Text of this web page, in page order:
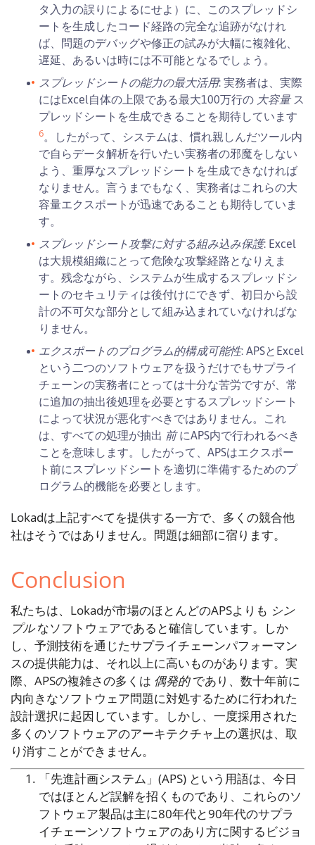
タ入力の誤りによるにせよ）に、このスプレッドシ
ートを生成したコード経路の完全な追跡がなけれ
ば、問題のデバッグや修正の試みが大幅に複雑化、
遅延、あるいは時には不可能となるでしょう。
スプレッドシートの能力の最大活用: 実務者は、実際
にはExcel自体の上限である最大100万行の 大容量ス
プレッドシートを生成できることを期待しています
6。したがって、システムは、慣れ親しんだツール内
で自らデータ解析を行いたい実務者の邪魔をしない
よう、重厚なスプレッドシートを生成できなければ
なりません。言うまでもなく、実務者はこれらの大
容量エクスポートが迅速であることも期待していま
す。
スプレッドシート攻撃に対する組み込み保護: Excel
は大規模組織にとって危険な攻撃経路となりえま
す。残念ながら、システムが生成するスプレッドシ
ートのセキュリティは後付けにできず、初日から設
計の不可欠な部分として組み込まれていなければな
りません。
エクスポートのプログラム的構成可能性: APSとExcel
という二つのソフトウェアを扱うだけでもサプライ
チェーンの実務者にとっては十分な苦労ですが、常
に追加の抽出後処理を必要とするスプレッドシート
によって状況が悪化すべきではありません。これ
は、すべての処理が抽出 前にAPS内で行われるべき
ことを意味します。したがって、APSはエクスポー
ト前にスプレッドシートを適切に準備するためのプ
ログラム的機能を必要とします。
Lokadは上記すべてを提供する一方で、多くの競合他
社はそうではありません。問題は細部に宿ります。
Conclusion
私たちは、Lokadが市場のほとんどのAPSよりも シン
プルなソフトウェアであると確信しています。しか
し、予測技術を通じたサプライチェーンパフォーマン
スの提供能力は、それ以上に高いものがあります。実
際、APSの複雑さの多くは 偶発的であり、数十年前に
内向きなソフトウェア問題に対処するために行われた
設計選択に起因しています。しかし、一度採用された
多くのソフトウェアのアーキテクチャ上の選択は、取
り消すことができません。
「先進計画システム」(APS) という用語は、今日
ではほとんど誤解を招くものであり、これらのソ
フトウェア製品は主に80年代と90年代のサプラ
イチェーンソフトウェアのあり方に関するビジョ